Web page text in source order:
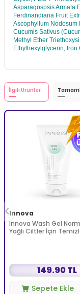
Asparagospsis Armata
Ferdinandiana Fruit
Ascophyllum Nodosum
Cucumis Sativus
Methyl Ether
Ethylhexylglycerin,
İlgili Ürünler
Innova
Innova Wash Gel
Yağlı Ciltler İçin
149.90 TL
Sepete Ekle